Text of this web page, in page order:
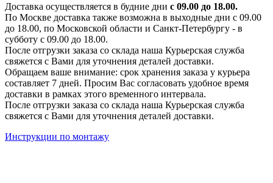
Доставка осуществляется в будние дни с 09.00 до 18.00.
По Москве доставка также возможна в выходные дни с 09.00
до 18.00, по Московской области и Санкт-Петербургу - в
субботу с 09.00 до 18.00.
После отгрузки заказа со склада наша Курьерская служба
свяжется с Вами для уточнения деталей доставки.
Обращаем ваше внимание: срок хранения заказа у курьера
составляет 7 дней. Просим Вас согласовать удобное время
доставки в рамках этого временного интервала.
После отгрузки заказа со склада наша Курьерская служба
свяжется с Вами для уточнения деталей доставки.
Инструкции по монтажу